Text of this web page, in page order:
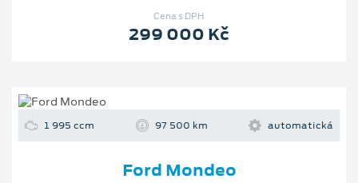
Cena s DPH
299 000 Kč
1 995 ccm 97 500 km automatická
Ford Mondeo